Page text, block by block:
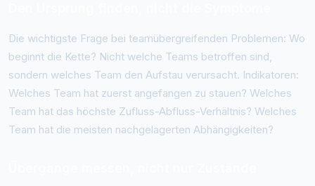
Die wichtigste Frage bei teamübergreifenden Problemen: Wo
beginnt die Kette? Nicht welche Teams betroffen sind,
sondern welches Team den Aufstau verursacht. Indikatoren:
Welches Team hat zuerst angefangen zu stauen? Welches
Team hat das höchste Zufluss-Abfluss-Verhältnis? Welches
Team hat die meisten nachgelagerten Abhängigkeiten?